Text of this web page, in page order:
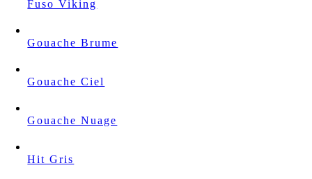
Fuso Viking
Gouache Brume
Gouache Ciel
Gouache Nuage
Hit Gris